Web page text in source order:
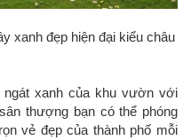
xanh đẹp hiện đại kiểu châu
ngát xanh của khu vườn với
thượng bạn có thể phóng
vẻ đẹp của thành phố mỗi